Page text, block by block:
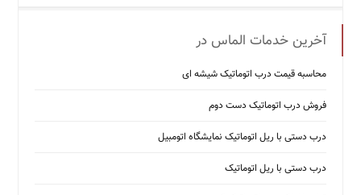
آخرین خدمات الماس در
محاسبه قیمت درب اتوماتیک شیشه ‌ای
فروش درب اتوماتیک دست دوم
درب دستی با ریل اتوماتیک نمایشگاه اتومبیل
درب دستی با ریل اتوماتیک